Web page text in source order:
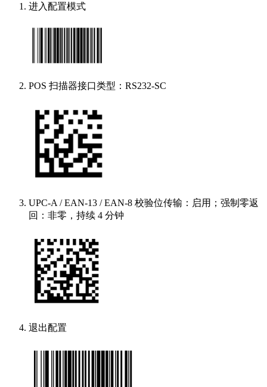
进入配置模式
POS 扫描器接口类型：RS232-SC
UPC-A / EAN-13 / EAN-8 校验位传输：启用；强制零返
回：非零，持续 4 分钟
退出配置